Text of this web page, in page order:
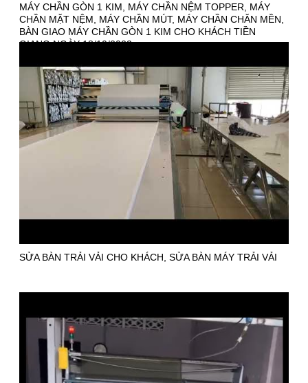
MÁY CHẦN GÒN 1 KIM, MÁY CHẦN NỆM TOPPER, MÁY
CHẦN MẶT NỆM, MÁY CHẦN MÚT, MÁY CHẦN CHĂN MỀN,
BÀN GIAO MÁY CHẦN GÒN 1 KIM CHO KHÁCH TIỀN
GIANG NGÀY 18/10/2022
SỬA BÀN TRẢI VẢI CHO KHÁCH, SỬA BÀN MÁY TRẢI VẢI